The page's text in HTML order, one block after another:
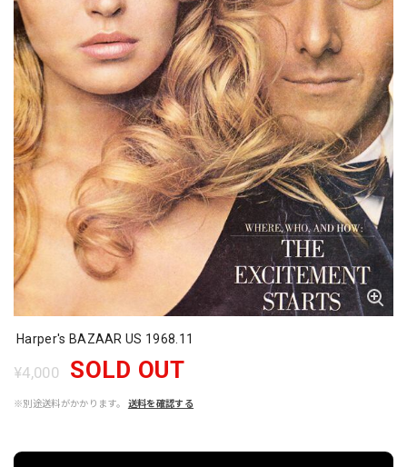
Harper's BAZAAR US 1968.11
¥4,000 SOLD OUT
※別途送料がかかります。 送料を確認する